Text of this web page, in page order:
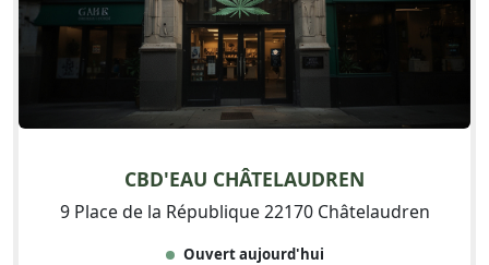
CBD'EAU CHÂTELAUDREN
9 Place de la République 22170 Châtelaudren
Ouvert aujourd'hui